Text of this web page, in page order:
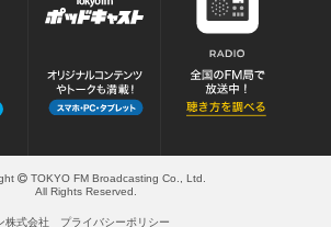
TOKYO FM Broadcasting Co., Ltd.
All Rights Reserved.
株式会社 プライバシーポリシー